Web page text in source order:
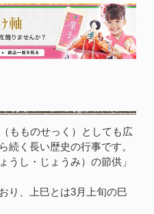
もものせっく）としても広
続く長い歴史の行事です。
うし・じょうみ）の節供」
り、上巳とは3月上旬の巳